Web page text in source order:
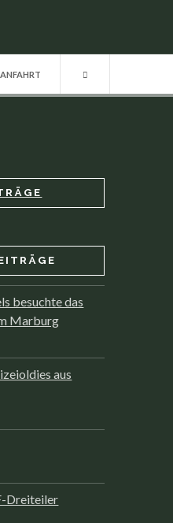
besuchte das
Marburg
aus
Dreiteiler